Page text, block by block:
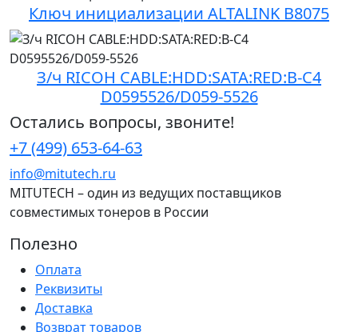
Ключ инициализации ALTALINK B8075
З/ч RICOH CABLE:HDD:SATA:RED:B-C4
D0595526/D059-5526
Остались вопросы, звоните!
+7 (499) 653-64-63
info@mitutech.ru
MITUTECH – один из ведущих поставщиков
совместимых тонеров в России
Полезно
Оплата
Реквизиты
Доставка
Возврат товаров